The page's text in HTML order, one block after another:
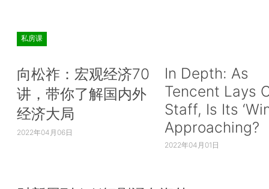
私房课
向松祚：宏观经济70
讲，带你了解国内外
经济大局
2022年04月06日
In Depth: As
Tencent Lays
Staff, Is Its
Approaching?
2022年04月01日